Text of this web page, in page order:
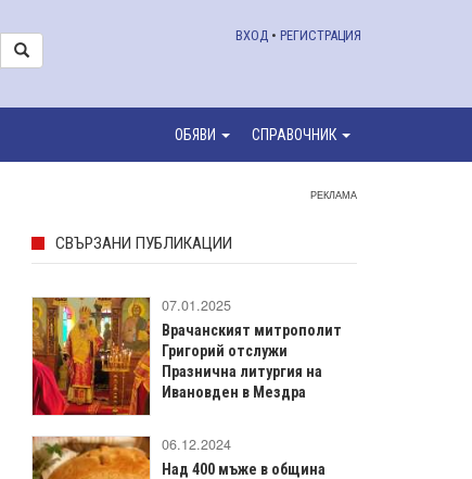
ВХОД • РЕГИСТРАЦИЯ
ОБЯВИ СПРАВОЧНИК
РЕКЛАМА
СВЪРЗАНИ ПУБЛИКАЦИИ
07.01.2025
Врачанският митрополит
Григорий отслужи
Празнична литургия на
Ивановден в Мездра
06.12.2024
Над 400 мъже в община